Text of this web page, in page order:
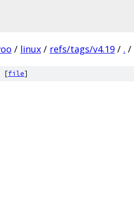
/ linux / refs/tags/v4.19 / . /
[file]